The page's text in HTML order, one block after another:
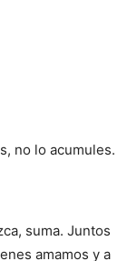
no lo acumules.
suma. Juntos
amamos y a